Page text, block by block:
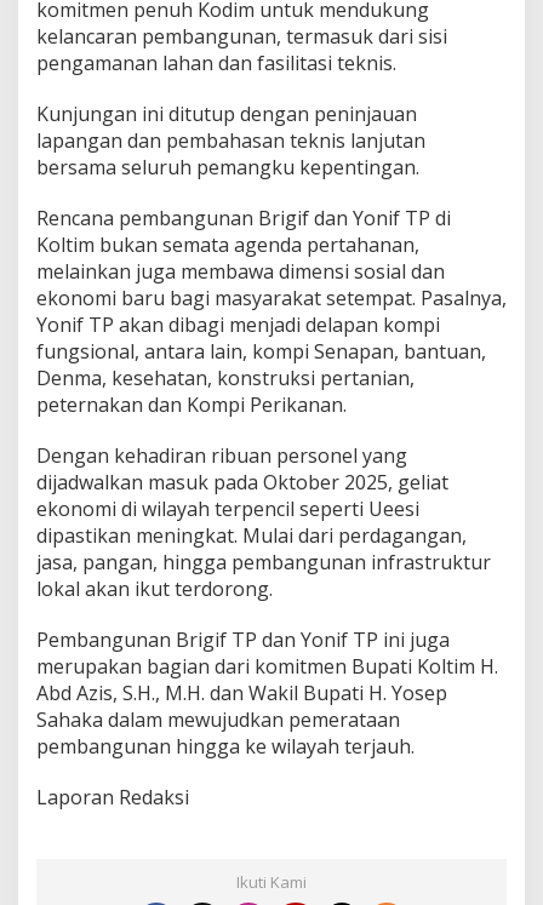
komitmen penuh Kodim untuk mendukung
kelancaran pembangunan, termasuk dari sisi
pengamanan lahan dan fasilitasi teknis.
Kunjungan ini ditutup dengan peninjauan
lapangan dan pembahasan teknis lanjutan
bersama seluruh pemangku kepentingan.
Rencana pembangunan Brigif dan Yonif TP di
Koltim bukan semata agenda pertahanan,
melainkan juga membawa dimensi sosial dan
ekonomi baru bagi masyarakat setempat. Pasalnya,
Yonif TP akan dibagi menjadi delapan kompi
fungsional, antara lain, kompi Senapan, bantuan,
Denma, kesehatan, konstruksi pertanian,
peternakan dan Kompi Perikanan.
Dengan kehadiran ribuan personel yang
dijadwalkan masuk pada Oktober 2025, geliat
ekonomi di wilayah terpencil seperti Ueesi
dipastikan meningkat. Mulai dari perdagangan,
jasa, pangan, hingga pembangunan infrastruktur
lokal akan ikut terdorong.
Pembangunan Brigif TP dan Yonif TP ini juga
merupakan bagian dari komitmen Bupati Koltim H.
Abd Azis, S.H., M.H. dan Wakil Bupati H. Yosep
Sahaka dalam mewujudkan pemerataan
pembangunan hingga ke wilayah terjauh.
Laporan Redaksi
Ikuti Kami